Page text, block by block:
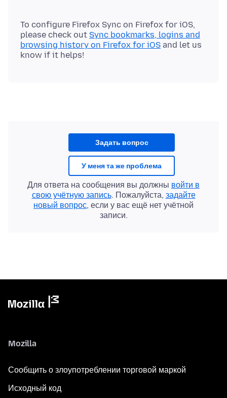
To configure Firefox Sync on Firefox for iOS,
please check out Sync bookmarks, logins and
browsing history on Firefox for iOS and let us
Задать вопрос
У меня та же проблема
Для ответа на сообщения вы должны войти в
свою учётную запись. Пожалуйста, задайте
новый вопрос, если у вас ещё нет учётной
записи.
Mozilla
Сообщить о злоупотреблении торговой маркой
Исходный код